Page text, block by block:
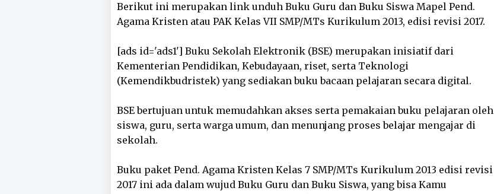
Berikut ini merupakan link unduh Buku Guru dan Buku Siswa Mapel Pend.
Agama Kristen atau PAK Kelas VII SMP/MTs Kurikulum 2013, edisi revisi 2017.
[ads id='ads1'] Buku Sekolah Elektronik (BSE) merupakan inisiatif dari
Kementerian Pendidikan, Kebudayaan, riset, serta Teknologi
(Kemendikbudristek) yang sediakan buku bacaan pelajaran secara digital.
BSE bertujuan untuk memudahkan akses serta pemakaian buku pelajaran oleh
siswa, guru, serta warga umum, dan menunjang proses belajar mengajar di
sekolah.
Buku paket Pend. Agama Kristen Kelas 7 SMP/MTs Kurikulum 2013 edisi revisi
2017 ini ada dalam wujud Buku Guru dan Buku Siswa, yang bisa Kamu